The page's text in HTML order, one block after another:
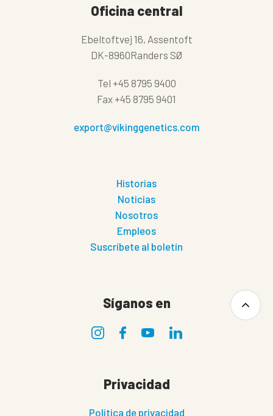
Oficina central
Ebeltoftvej 16, Assentoft
DK-8960Randers SØ
Tel +45 8795 9400
Fax +45 8795 9401
export@vikinggenetics.com
Historias
Noticias
Nosotros
Empleos
Suscríbete al boletín
Síganos en
Privacidad
Politica de privacidad